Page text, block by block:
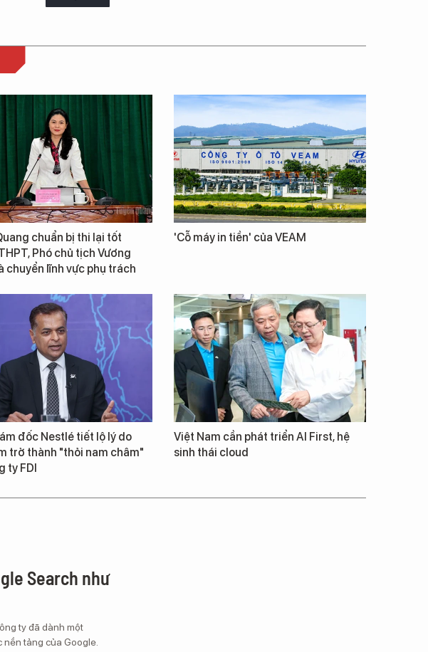
chuẩn bị thi lại tốt
Phó chủ tịch Vương
chuyển lĩnh vực phụ trách
'Cỗ máy in tiền' của VEAM
đốc Nestlé tiết lộ lý do
trở thành "thỏi nam châm"
ty FDI
Việt Nam cần phát triển AI First, hệ
sinh thái cloud
Search như
ty đã dành một
tảng của Google.